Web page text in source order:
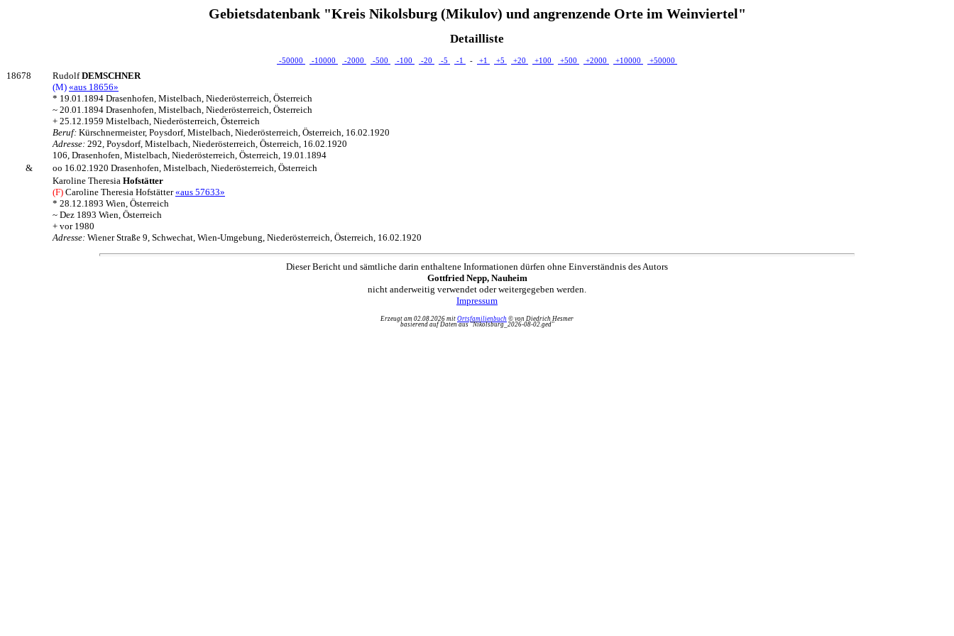
Gebietsdatenbank "Kreis Nikolsburg (Mikulov) und angrenzende Orte im Weinviertel"
Detailliste
-50000 -10000 -2000 -500 -100 -20 -5 -1 - +1 +5 +20 +100 +500 +2000 +10000 +50000
18678 RudolfDEMSCHNER
(M) «aus 18656»
* 19.01.1894 Drasenhofen, Mistelbach, Niederösterreich, Österreich
~ 20.01.1894 Drasenhofen, Mistelbach, Niederösterreich, Österreich
+ 25.12.1959 Mistelbach, Niederösterreich, Österreich
Beruf: Kürschnermeister, Poysdorf, Mistelbach, Niederösterreich, Österreich, 16.02.1920
Adresse: 292, Poysdorf, Mistelbach, Niederösterreich, Österreich, 16.02.1920
106, Drasenhofen, Mistelbach, Niederösterreich, Österreich, 19.01.1894
&
oo 16.02.1920 Drasenhofen, Mistelbach, Niederösterreich, Österreich
Karoline Theresia Hofstätter
(F) Caroline Theresia Hofstätter«aus 57633»
* 28.12.1893 Wien, Österreich
~ Dez 1893 Wien, Österreich
+ vor 1980
Adresse: Wiener Straße 9, Schwechat, Wien-Umgebung, Niederösterreich, Österreich, 16.02.1920
Dieser Bericht und sämtliche darin enthaltene Informationen dürfen ohne Einverständnis des Autors
Gottfried Nepp, Nauheim
nicht anderweitig verwendet oder weitergegeben werden.
Impressum
Erzeugt am 02.08.2026 mit Ortsfamilienbuch © von Diedrich Hesmer
basierend auf Daten aus "Nikolsburg_2026-08-02.ged"